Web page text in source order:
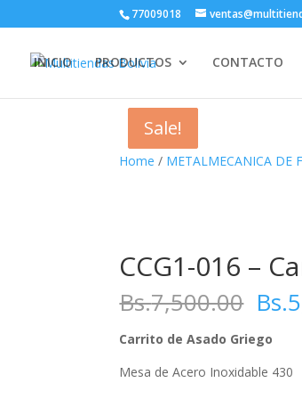
77009018
INICIO PRODUCTOS CONTACTO
Home / METALMECANICA DE
Sale!
CCG1-016 –
Bs.7,500.00 Bs.
Carrito de Asado Griego
Mesa de Acero Inoxidable 430
Sale!
Sale!